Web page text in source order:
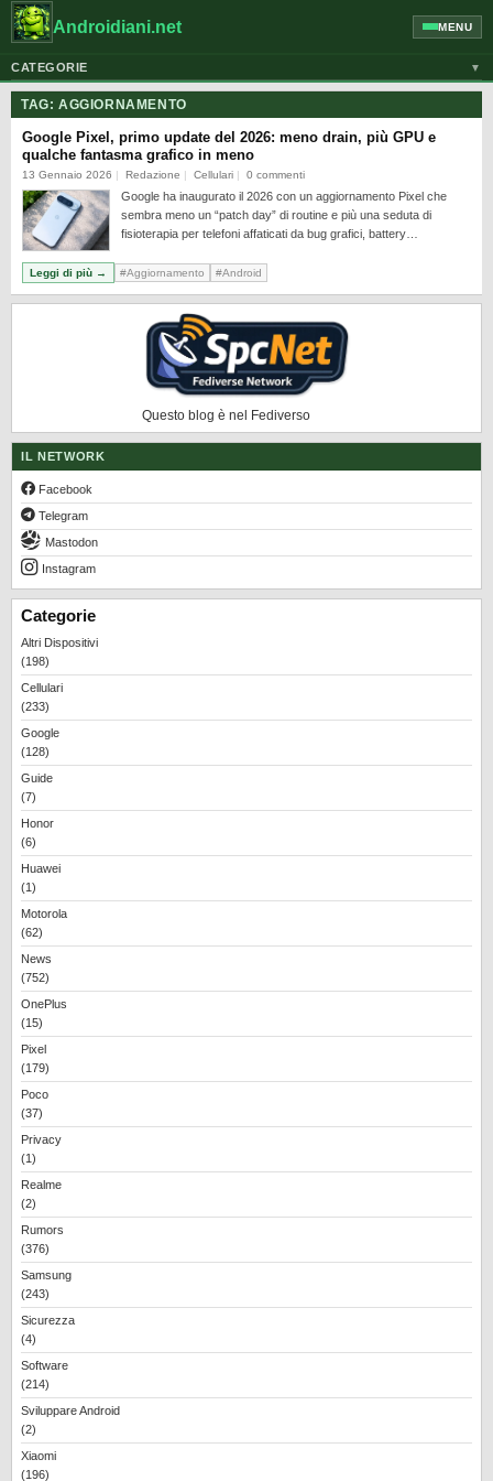
Androidiani.net MENU
CATEGORIE ▼
ALTRI DISPOSITIVI
CELLULARI
GOOGLE
GUIDE
HONOR
HUAWEI
MOTOROLA
PRIVACY
REALME
RUMORS
SAMSUNG
SICUREZZA
SOFTWARE
SVILUPPARE ANDROID
XIAOMI
TAG: AGGIORNAMENTO
Google Pixel, primo update del 2026: meno drain, più GPU e
qualche fantasma grafico in meno
13 Gennaio 2026 Redazione Cellulari 0 commenti
Google ha inaugurato il 2026 con un aggiornamento Pixel che
sembra meno un “patch day” di routine e più una seduta di
fisioterapia per telefoni affaticati da bug grafici, battery…
Leggi di più → #Aggiornamento #Android
Questo blog è nel Fediverso
IL NETWORK
Facebook
Telegram
Mastodon
Instagram
Categorie
Altri Dispositivi
(198)
Cellulari
(233)
Google
(128)
Guide
(7)
Honor
(6)
Huawei
(1)
Motorola
(62)
News
(752)
OnePlus
(15)
Pixel
(179)
Poco
(37)
Privacy
(1)
Realme
(2)
Rumors
(376)
Samsung
(243)
Sicurezza
(4)
Software
(214)
Sviluppare Android
(2)
Xiaomi
(196)